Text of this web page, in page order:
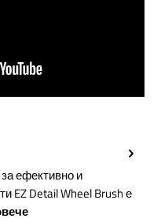
ефективно и
EZ Detail Wheel Brush е